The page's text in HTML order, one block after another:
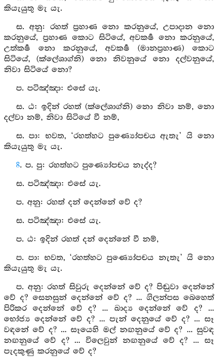
කියැයුතු මැ යැ.
ස. අනු: රහත් ප්‍රහාණ නො කරනුයේ, උපාදාන නො
කරනුයේ, ප්‍රහාණ කොට සිටියේ, අවකර්‍ෂ නො කරනුයේ,
උත්කර්‍ෂ නො කරනුයේ, අවකර්‍ෂ (මානප්‍රහාණ) කොට
සිටියේ, (ක්ලේශාග්නි) නො නිවනුයේ නො දල්වනුයේ,
නිවා සිටියේ නො?
ප. පටිඤ්‍ඤා: එසේ යැ.
ස. ඨ: ඉදින් රහත් (ක්ලේශාග්නි) නො නිවා නම්, නො
දල්වා නම්, නිවා සිටියේ වී නම්,
ස. පා: භවත, ‘රහත්හට පුණ්‍යෝපචය ඇතැ’ යි නො
කියැයුතු මැ යැ.
8. ප. පු: රහත්හට පුණ්‍යෝපචය නැද්ද?
ස. පටිඤ්‍ඤා: එසේ යැ.
ප. අනු: රහත් දන් දෙන්නේ වේ ද?
ස. පටිඤ්‍ඤා: එසේ යැ.
ප. ඨ: ඉදින් රහත් දන් දෙන්නේ වී නම්,
ප. පා: භවත, ‘රහත්හට පුණ්‍යෝපචය නැතැ’ යි නො
කියැයුතු මැ යැ.
ප. අනු: රහත් සිවුරු දෙන්නේ වේ ද? පිඬුවා දෙන්නේ
වේ ද? සෙනසුන් දෙන්නේ වේ ද? ... ගිලන්පස බෙහෙත්
පිරිකර දෙන්නේ වේ ද? ... ඛාද්‍ය දෙන්නේ වේ ද? ...
භෝජ්‍ය දෙන්නේ වේ ද? ... පැන් දෙනුයේ වේ ද? ... සෑ
වඳනේ වේ ද? ... සෑයෙහි මල් නඟනුයේ වේ ද? ... සුවඳ
නඟනුයේ වේ ද? ... විලෙවුන් නඟනුයේ වේ ද? ... සෑ
පැදකුණු කරනුයේ වේ ද?